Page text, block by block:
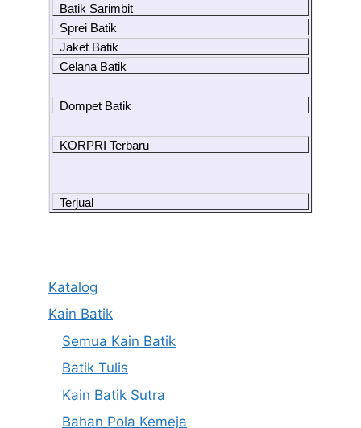
Batik Sarimbit
Sprei Batik
Jaket Batik
Celana Batik
Dompet Batik
KORPRI Terbaru
Terjual
Katalog
Kain Batik
Semua Kain Batik
Batik Tulis
Kain Batik Sutra
Bahan Pola Kemeja